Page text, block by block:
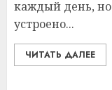
каждый день,
устроено...
ЧИТАТЬ ДАЛЕЕ